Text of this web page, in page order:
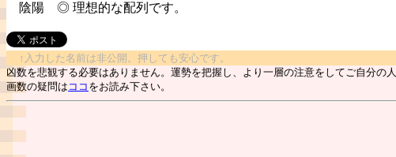
陰陽 ◎ 理想的な配列です。
↑入力した名前は非公開。押しても安心です。
凶数を悲観する必要はありません。運勢を把握し、より一層の注意をしてご自分の
画数の疑問は ココ をお読み下さい。